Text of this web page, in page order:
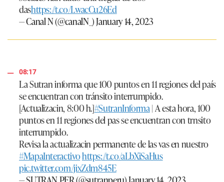
dashttps://t.co/LwacCu26Ed
— Canal N (@canalN_)January 14, 2023
08:17
La Sutran informa que 100 puntos en 11 regiones del país
se encuentran con tránsito interrumpido.
[Actualizacin, 8:00 h.]#SutranInforma| A esta hora, 100
puntos en 11 regiones del pas se encuentran con trnsito
interrumpido.
Revisa la actualizacin permanente de las vas en nuestro
#MapaInteractivohttps://t.co/aLbXiSaHus
pic.twitter.com/jixZdm845E